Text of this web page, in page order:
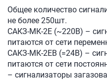
Общее количество
не более 250шт.
САКЗ-МК-2Е (~220В) –
питаются от сети
САКЗ-МК-2ЕВ (=24В) –
питаются от сети
– сигнализаторы